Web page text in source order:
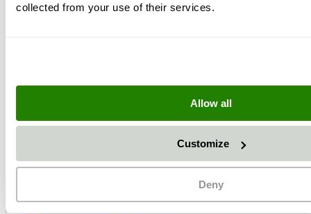
collected from your use of their services.
Allow all
Customize
Deny
1000 kg Kunststoffstrahlmittel Typ A 0,00 €
0,00 € inkl.
0,00 €